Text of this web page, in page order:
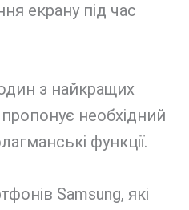
екрану під час
з найкращих
необхідний
функції.
Samsung, які